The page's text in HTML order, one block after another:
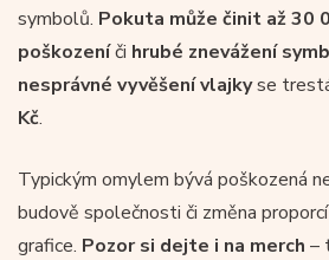
symbolů. Pokuta může činit až 30
poškozeníči hrubé znevážení
nesprávné vyvěšení vlajkyse
Kč.
Typickým omylem bývá poškozená
budově společnosti či změna
grafice. Pozor si dejte i na merch –